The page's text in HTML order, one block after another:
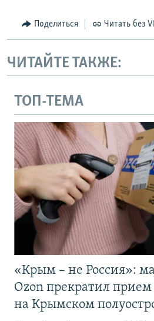
Поделиться Читать без
ЧИТАЙТЕ ТАКЖЕ:
ТОП-ТЕМА
«Крым – не Россия»:
Ozon прекратил прием
на Крымском